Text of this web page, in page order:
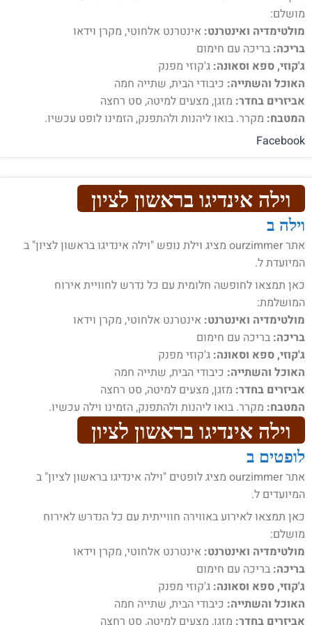
מושלם:
מולטימדיה ואינטרנט: אינטרנט אלחוטי, מקרן וידאו
בריכה: בריכה עם חימום
ג'קוזי, ספא וסאונה: ג'קוזי מפנק
האוכל והשתייה: כיבודי הבית, שתייה חמה
אביזרים בחדר: מזגן, מצעים למיטה, סט רחצה
המטבח: מקרר. בואו ליהנות ולהתפנק, הזמינו לופט עכשיו.
Facebook
וילה אינדיגו בראשון לציון
וילה ב
אתר ourzimmer מציג וילת נופש "וילה אינדיגו בראשון לציון" ב
המיועדת ל.
כאן תמצאו לחופשה חלומית עם כל נדרש לחוויית אירוח
המושלמת:
מולטימדיה ואינטרנט: אינטרנט אלחוטי, מקרן וידאו
בריכה: בריכה עם חימום
ג'קוזי, ספא וסאונה: ג'קוזי מפנק
האוכל והשתייה: כיבודי הבית, שתייה חמה
אביזרים בחדר: מזגן, מצעים למיטה, סט רחצה
המטבח: מקרר. בואו ליהנות ולהתפנק, הזמינו וילה עכשיו.
וילה אינדיגו בראשון לציון
לופטים ב
אתר ourzimmer מציג לופטים "וילה אינדיגו בראשון לציון" ב
המיועדים ל.
כאן תמצאו לאירוע באווירה חווייתית עם כל הנדרש לאירוח
מושלם:
מולטימדיה ואינטרנט: אינטרנט אלחוטי, מקרן וידאו
בריכה: בריכה עם חימום
ג'קוזי, ספא וסאונה: ג'קוזי מפנק
האוכל והשתייה: כיבודי הבית, שתייה חמה
אביזרים בחדר: מזגן, מצעים למיטה, סט רחצה